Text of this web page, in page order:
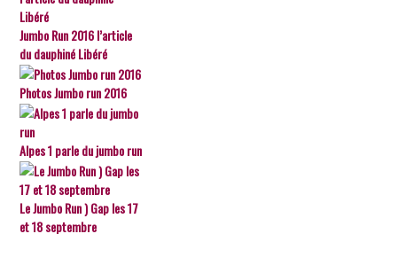
Jumbo Run 2016 l’article
du dauphiné Libéré
Photos Jumbo run 2016
Alpes 1 parle du jumbo run
Le Jumbo Run ) Gap les 17
et 18 septembre